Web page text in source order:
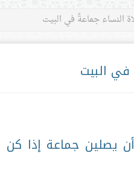
النساء جماعةً في البيت
البيت
يصلين جماعة إذا